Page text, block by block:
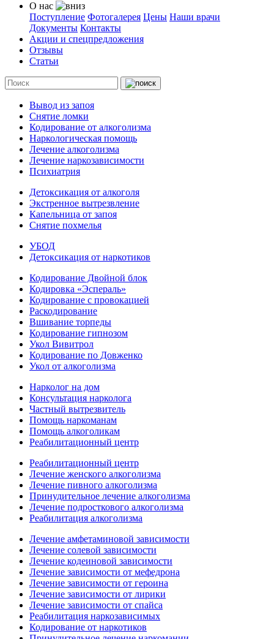
О нас
Поступление Фотогалерея Цены Наши врачи
Документы Контакты
Акции и спецпредложения
Отзывы
Статьи
Вывод из запоя
Снятие ломки
Кодирование от алкоголизма
Наркологическая помощь
Лечение алкоголизма
Лечение наркозависимости
Психиатрия
Детоксикация от алкоголя
Экстренное вытрезвление
Капельница от запоя
Снятие похмелья
УБОД
Детоксикация от наркотиков
Кодирование Двойной блок
Кодировка «Эспераль»
Кодирование с провокацией
Раскодирование
Вшивание торпеды
Кодирование гипнозом
Укол Вивитрол
Кодирование по Довженко
Укол от алкоголизма
Нарколог на дом
Консультация нарколога
Частный вытрезвитель
Помощь наркоманам
Помощь алкоголикам
Реабилитационный центр
Реабилитационный центр
Лечение женского алкоголизма
Лечение пивного алкоголизма
Принудительное лечение алкоголизма
Лечение подросткового алкоголизма
Реабилитация алкоголизма
Лечение амфетаминовой зависимости
Лечение солевой зависимости
Лечение кодеиновой зависимости
Лечение зависимости от мефедрона
Лечение зависимости от героина
Лечение зависимости от лирики
Лечение зависимости от спайса
Реабилитация наркозависимых
Кодирование от наркотиков